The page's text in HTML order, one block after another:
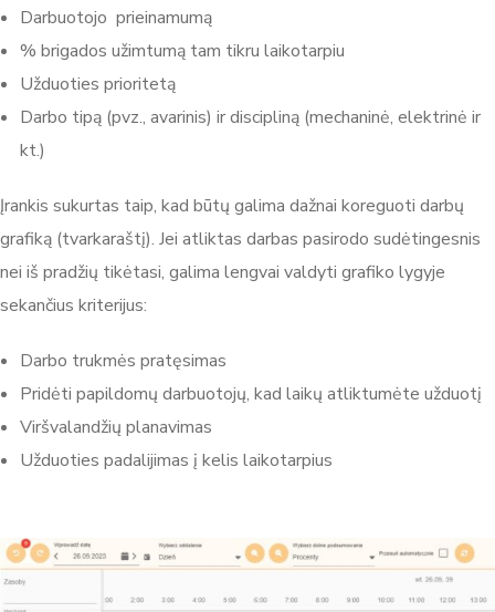
Darbuotojo prieinamumą
% brigados užimtumą tam tikru laikotarpiu
Užduoties prioritetą
Darbo tipą (pvz., avarinis) ir discipliną (mechaninė, elektrinė ir
kt.)
Įrankis sukurtas taip, kad būtų galima dažnai koreguoti darbų
grafiką (tvarkaraštį). Jei atliktas darbas pasirodo sudėtingesnis
nei iš pradžių tikėtasi, galima lengvai valdyti grafiko lygyje
sekančius kriterijus:
Darbo trukmės pratęsimas
Pridėti papildomų darbuotojų, kad laikų atliktumėte užduotį
Viršvalandžių planavimas
Užduoties padalijimas į kelis laikotarpius